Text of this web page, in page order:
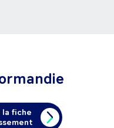
la fiche